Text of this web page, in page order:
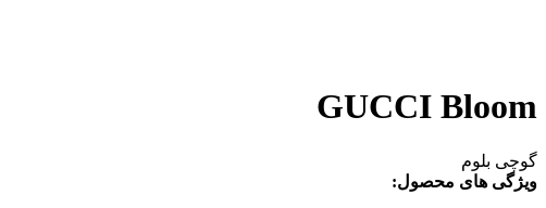
GUCCI Bloom
گوچی بلوم
ویژگی های محصول: